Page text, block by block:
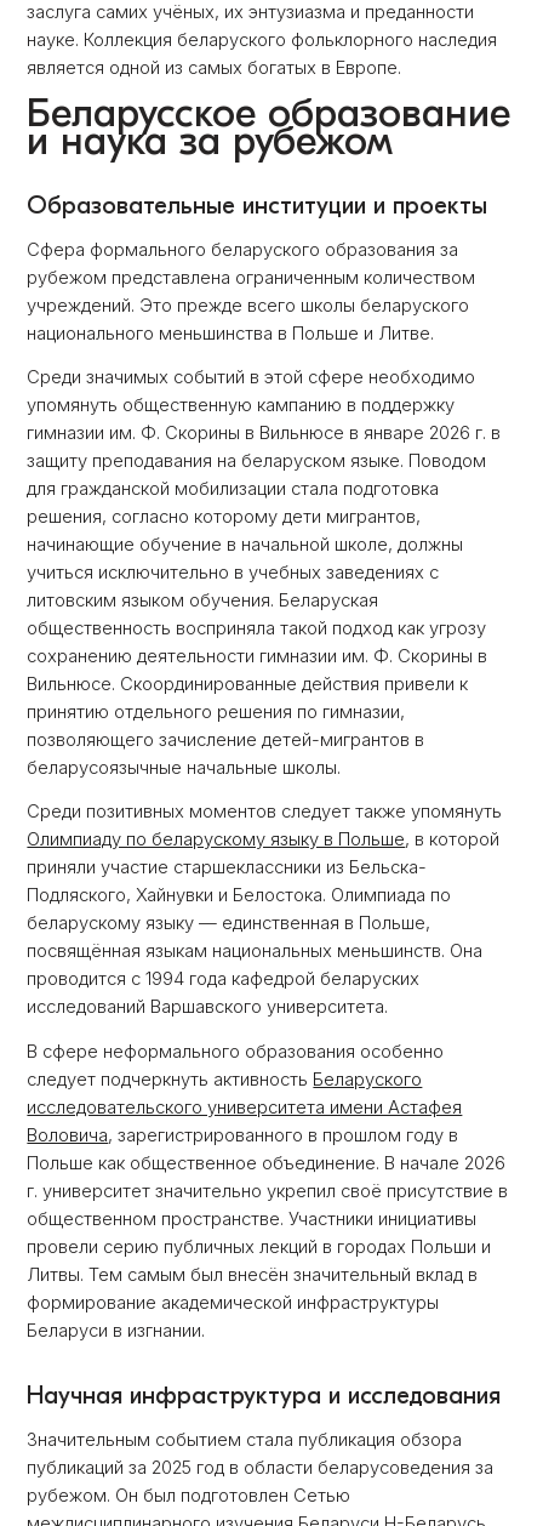
заслуга самих учёных, их энтузиазма и преданности
науке. Коллекция беларуского фольклорного наследия
является одной из самых богатых в Европе.
Беларусское образование
и наука за рубежом
Образовательные институции и проекты
Сфера формального беларуского образования за
рубежом представлена ограниченным количеством
учреждений. Это прежде всего школы беларуского
национального меньшинства в Польше и Литве.
Среди значимых событий в этой сфере необходимо
упомянуть общественную кампанию в поддержку
гимназии им. Ф. Скорины в Вильнюсе в январе 2026 г. в
защиту преподавания на беларуском языке. Поводом
для гражданской мобилизации стала подготовка
решения, согласно которому дети мигрантов,
начинающие обучение в начальной школе, должны
учиться исключительно в учебных заведениях с
литовским языком обучения. Беларуская
общественность восприняла такой подход как угрозу
сохранению деятельности гимназии им. Ф. Скорины в
Вильнюсе. Скоординированные действия привели к
принятию отдельного решения по гимназии,
позволяющего зачисление детей-мигрантов в
беларусоязычные начальные школы.
Среди позитивных моментов следует также упомянуть
Олимпиаду по беларускому языку в Польше, в которой
приняли участие старшеклассники из Бельска-
Подляского, Хайнувки и Белостока. Олимпиада по
беларускому языку — единственная в Польше,
посвящённая языкам национальных меньшинств. Она
проводится с 1994 года кафедрой беларуских
исследований Варшавского университета.
В сфере неформального образования особенно
следует подчеркнуть активность Беларуского
исследовательского университета имени Астафея
Воловича, зарегистрированного в прошлом году в
Польше как общественное объединение. В начале 2026
г. университет значительно укрепил своё присутствие в
общественном пространстве. Участники инициативы
провели серию публичных лекций в городах Польши и
Литвы. Тем самым был внесён значительный вклад в
формирование академической инфраструктуры
Беларуси в изгнании.
Научная инфраструктура и исследования
Значительным событием стала публикация обзора
публикаций за 2025 год в области беларусоведения за
рубежом. Он был подготовлен Сетью